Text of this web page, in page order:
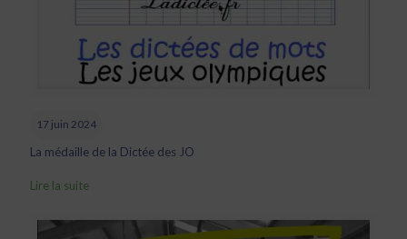
17 juin 2024
La médaille de la Dictée des JO
Lire la suite